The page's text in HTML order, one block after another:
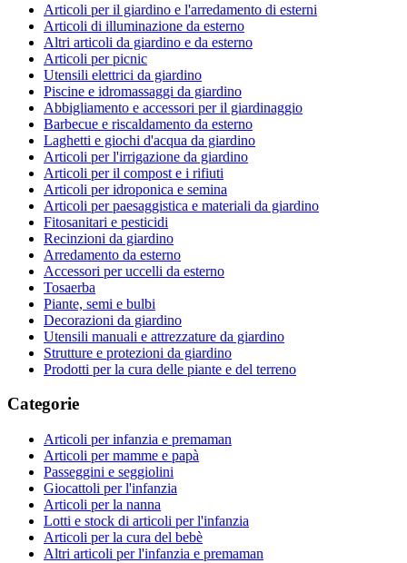
Articoli per il giardino e l'arredamento di esterni
Articoli di illuminazione da esterno
Altri articoli da giardino e da esterno
Articoli per picnic
Utensili elettrici da giardino
Piscine e idromassaggi da giardino
Abbigliamento e accessori per il giardinaggio
Barbecue e riscaldamento da esterno
Laghetti e giochi d'acqua da giardino
Articoli per l'irrigazione da giardino
Articoli per il compost e i rifiuti
Articoli per idroponica e semina
Articoli per paesaggistica e materiali da giardino
Fitosanitari e pesticidi
Recinzioni da giardino
Arredamento da esterno
Accessori per uccelli da esterno
Tosaerba
Piante, semi e bulbi
Decorazioni da giardino
Utensili manuali e attrezzature da giardino
Strutture e protezioni da giardino
Prodotti per la cura delle piante e del terreno
Categorie
Articoli per infanzia e premaman
Articoli per mamme e papà
Passeggini e seggiolini
Giocattoli per l'infanzia
Articoli per la nanna
Lotti e stock di articoli per l'infanzia
Articoli per la cura del bebè
Altri articoli per l'infanzia e premaman